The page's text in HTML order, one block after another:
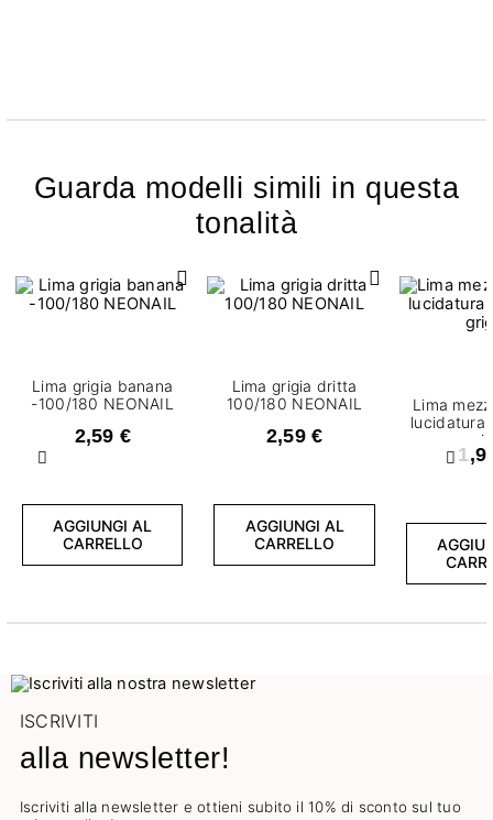
Guarda modelli simili in questa
tonalità
Precedente
Lima grigia banana
-100/180 NEONAIL
2,59 €
AGGIUNGI AL
CARRELLO
Lima grigia dritta
100/180 NEONAIL
2,59 €
AGGIUNGI AL
CARRELLO
Lima
lucidatura
ISCRIVITI
alla newsletter!
Iscriviti alla newsletter e ottieni subito il 10% di sconto sul tuo